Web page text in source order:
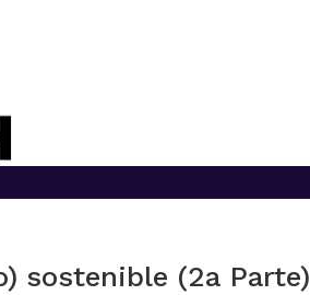
sostenible (2a Parte)